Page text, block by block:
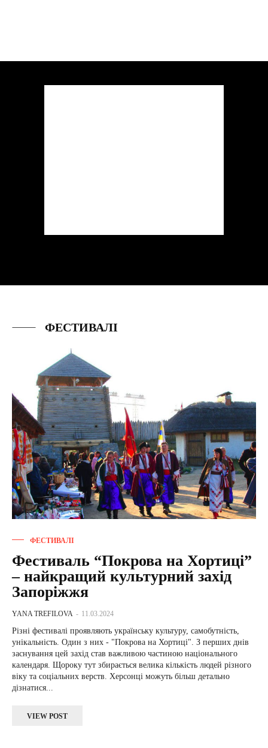
ФЕСТИВАЛІ
ФЕСТИВАЛІ
Фестиваль “Покрова на Хортиці”
– найкращий культурний захід
Запоріжжя
YANA TREFILOVA - 11.03.2024
Різні фестивалі проявляють українську культуру, самобутність,
унікальність. Один з них - "Покрова на Хортиці". З перших днів
заснування цей захід став важливою частиною національного
календаря. Щороку тут збирається велика кількість людей різного
віку та соціальних верств. Херсонці можуть більш детально
дізнатися...
VIEW POST